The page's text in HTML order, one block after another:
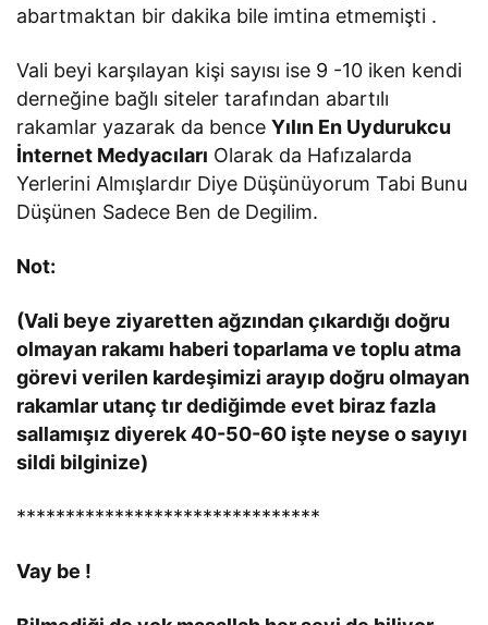
abartmaktan bir dakika bile imtina etmemişti .
Vali beyi karşılayan kişi sayısı ise 9 -10 iken kendi
derneğine bağlı siteler tarafından abartılı
rakamlar yazarak da benceYılın En Uydurukcu
İnternet Medyacıları Olarak da Hafızalarda
Yerlerini Almışlardır Diye Düşünüyorum Tabi Bunu
Düşünen Sadece Ben de Degilim.
Not:
(Vali beye ziyaretten ağzından çıkardığı doğru
olmayan rakamı haberi toparlama ve toplu atma
görevi verilen kardeşimizi arayıp doğru olmayan
rakamlar utanç tır dediğimde evet biraz fazla
sallamışız diyerek 40-50-60 işte neyse o sayıyı
sildi bilginize)
*******************************
Vay be !